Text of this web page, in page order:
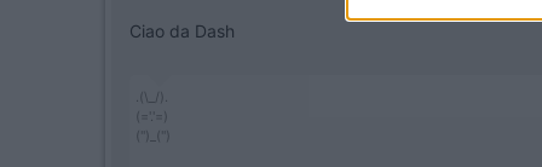
Ciao da Dash
.(\_/).
(='.'=)
('')_('')